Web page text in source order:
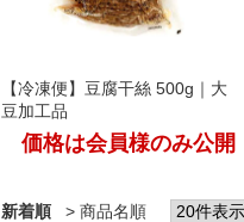
【冷凍便】豆腐干絲 500g｜大
豆加工品
価格は会員様のみ公開
新着順 商品名順